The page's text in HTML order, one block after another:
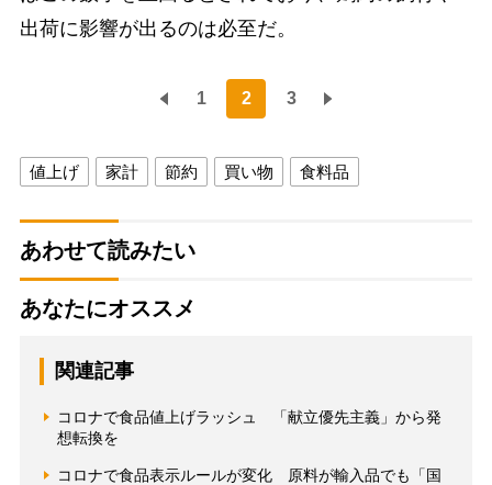
出荷に影響が出るのは必至だ。
1 2 3
値上げ 家計 節約 買い物 食料品
あわせて読みたい
あなたにオススメ
関連記事
コロナで食品値上げラッシュ 「献立優先主義」から発
想転換を
コロナで食品表示ルールが変化 原料が輸入品でも「国